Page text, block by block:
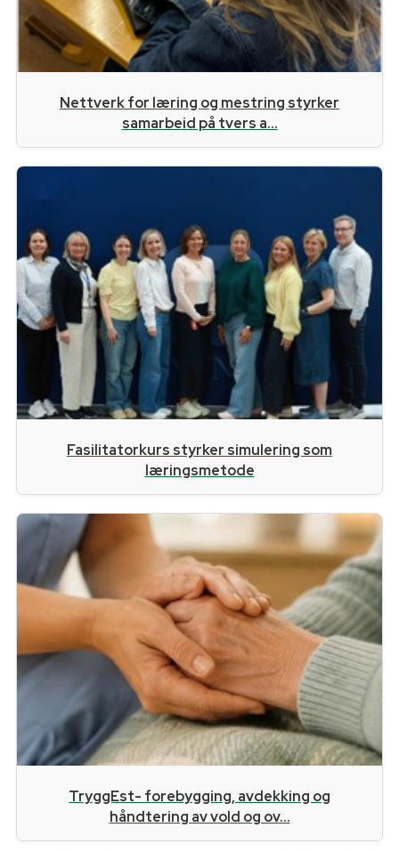
Nettverk for læring og mestring styrker
samarbeid på tvers a...
Fasilitatorkurs styrker simulering som
læringsmetode
TryggEst- forebygging, avdekking og
håndtering av vold og ov...